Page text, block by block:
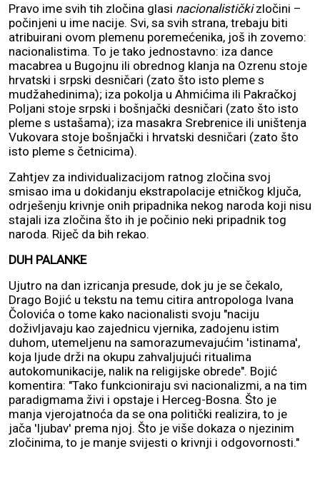
Pravo ime svih tih zločina glasi nacionalističkizločini –
počinjeni u ime nacije. Svi, sa svih strana, trebaju biti
atribuirani ovom plemenu poremećenika, još ih zovemo:
nacionalistima. To je tako jednostavno: iza dance
macabrea u Bugojnu ili obrednog klanja na Ozrenu stoje
hrvatski i srpski desničari (zato što isto pleme s
mudžahedinima); iza pokolja u Ahmićima ili Pakračkoj
Poljani stoje srpski i bošnjački desničari (zato što isto
pleme s ustašama); iza masakra Srebrenice ili uništenja
Vukovara stoje bošnjački i hrvatski desničari (zato što
isto pleme s četnicima).
Zahtjev za individualizacijom ratnog zločina svoj
smisao ima u dokidanju ekstrapolacije etničkog ključa,
odrješenju krivnje onih pripadnika nekog naroda koji nisu
stajali iza zločina što ih je počinio neki pripadnik tog
naroda. Riječ da bih rekao.
DUH PALANKE
Ujutro na dan izricanja presude, dok ju je se čekalo,
Drago Bojić u tekstu na temu citira antropologa Ivana
Čolovića o tome kako nacionalisti svoju "naciju
doživljavaju kao zajednicu vjernika, zadojenu istim
duhom, utemeljenu na samorazumevajućim 'istinama',
koja ljude drži na okupu zahvaljujući ritualima
autokomunikacije, nalik na religijske obrede". Bojić
komentira: "Tako funkcioniraju svi nacionalizmi, a na tim
paradigmama živi i opstaje i Herceg-Bosna. Što je
manja vjerojatnoća da se ona politički realizira, to je
jača 'ljubav' prema njoj. Što je više dokaza o njezinim
zločinima, to je manje svijesti o krivnji i odgovornosti."